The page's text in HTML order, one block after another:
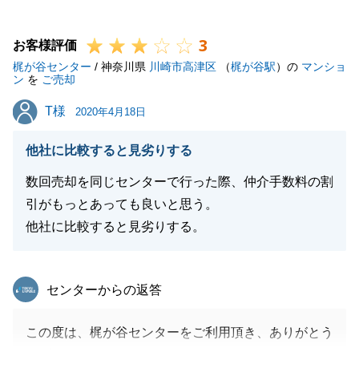
お客様評価 3
梶が谷センター / 神奈川県 川崎市高津区 （梶が谷駅）の マンショ
ン を ご売却
T様
T様 2020年4月18日
他社に比較すると見劣りする
数回売却を同じセンターで行った際、仲介手数料の割
引がもっとあっても良いと思う。
他社に比較すると見劣りする。
東急リバブル
センターからの返答
この度は、梶が谷センターをご利用頂き、ありがとう